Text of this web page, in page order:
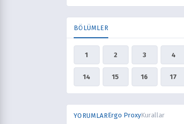
BÖLÜMLER
1 2 3 4
14 15 16 17
YORUMLARErgo ProxyKurallar